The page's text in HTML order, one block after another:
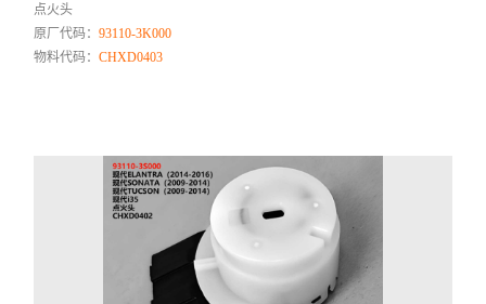
点火头
原厂代码：93110-3K000
物料代码：CHXD0403